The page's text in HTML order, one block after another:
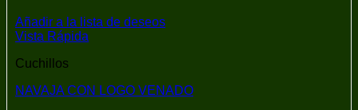
Añadir a la lista de deseos
Vista Rápida
Cuchillos
NAVAJA CON LOGO VENADO